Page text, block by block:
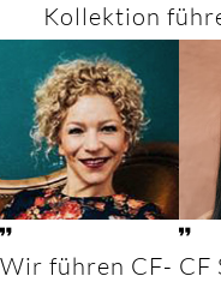
Kollektion
Wir führen CF- CF